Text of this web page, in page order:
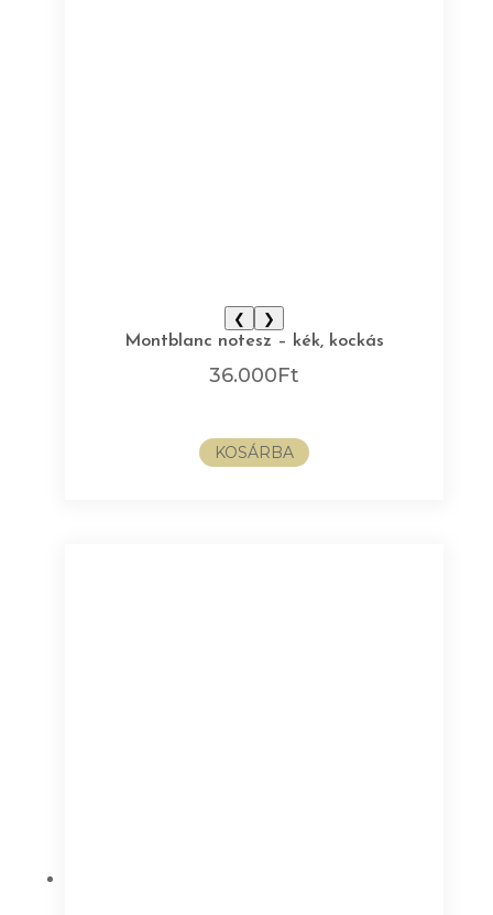
❮
❯
Montblanc notesz – kék, kockás
36.000Ft
KOSÁRBA